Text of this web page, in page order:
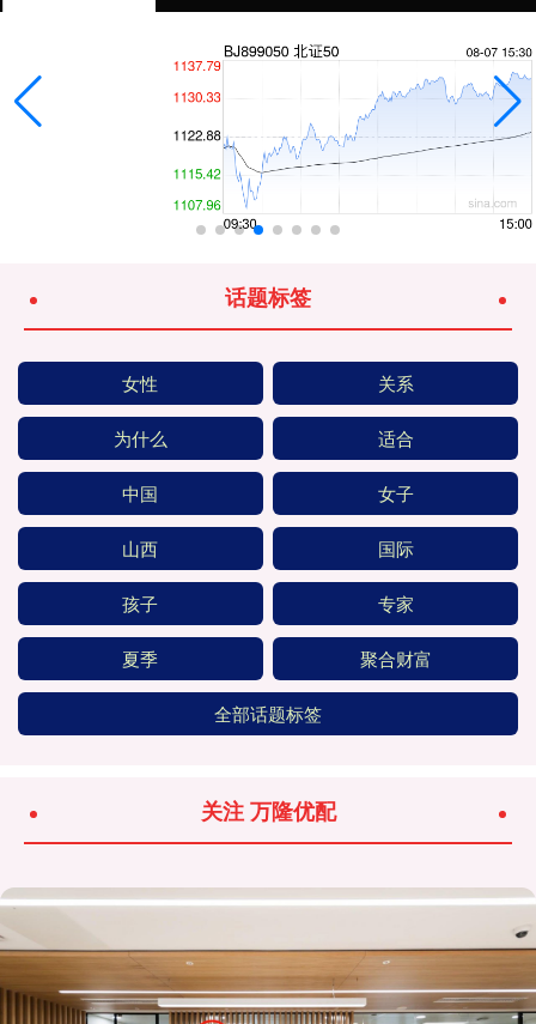
话题标签
女性 关系
为什么 适合
中国 女子
山西 国际
孩子 专家
夏季 聚合财富
全部话题标签
关注 万隆优配